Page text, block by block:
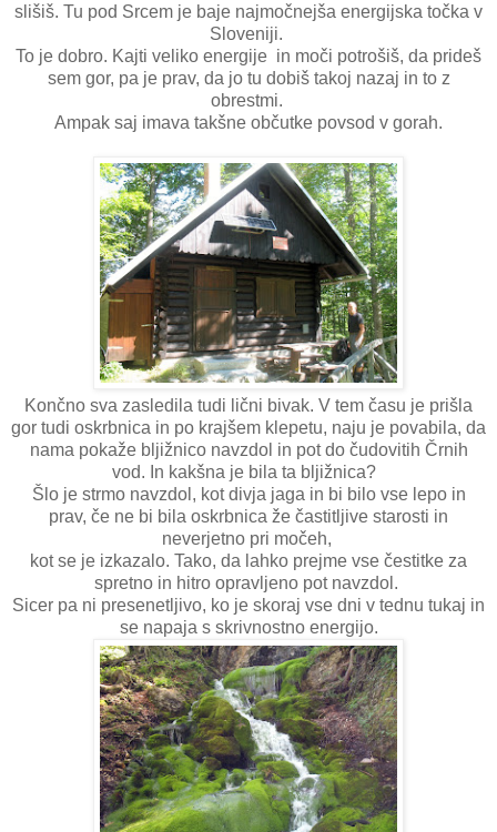
slišiš. Tu pod Srcem je baje najmočnejša energijska točka v
Sloveniji.
To je dobro. Kajti veliko energije in moči potrošiš, da prideš
sem gor, pa je prav, da jo tu dobiš takoj nazaj in to z
obrestmi.
Ampak saj imava takšne občutke povsod v gorah.
Končno sva zasledila tudi lični bivak. V tem času je prišla
gor tudi oskrbnica in po krajšem klepetu, naju je povabila, da
nama pokaže bljižnico navzdol in pot do čudovitih Črnih
vod. In kakšna je bila ta bljižnica?
Šlo je strmo navzdol, kot divja jaga in bi bilo vse lepo in
prav, če ne bi bila oskrbnica že častitljive starosti in
neverjetno pri močeh,
kot se je izkazalo. Tako, da lahko prejme vse čestitke za
spretno in hitro opravljeno pot navzdol.
Sicer pa ni presenetljivo, ko je skoraj vse dni v tednu tukaj in
se napaja s skrivnostno energijo.